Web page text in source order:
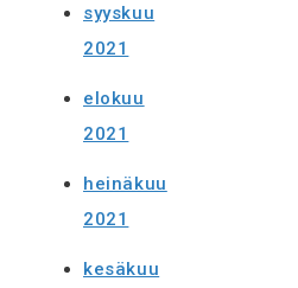
syyskuu
2021
elokuu
2021
heinäkuu
2021
kesäkuu